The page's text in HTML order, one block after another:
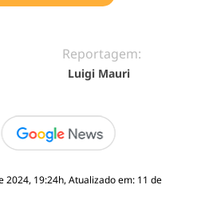
Reportagem:
Luigi Mauri
2024, 19:24h, Atualizado em: 11 de